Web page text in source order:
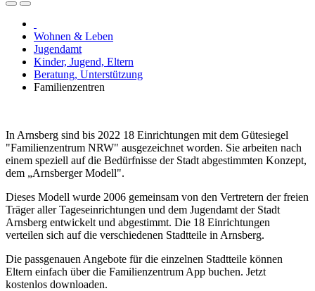
Wohnen & Leben
Jugendamt
Kinder, Jugend, Eltern
Beratung, Unterstützung
Familienzentren
In Arnsberg sind bis 2022 18 Einrichtungen mit dem Gütesiegel
"Familienzentrum NRW" ausgezeichnet worden. Sie arbeiten nach
einem speziell auf die Bedürfnisse der Stadt abgestimmten Konzept,
dem „Arnsberger Modell".
Dieses Modell wurde 2006 gemeinsam von den Vertretern der freien
Träger aller Tageseinrichtungen und dem Jugendamt der Stadt
Arnsberg entwickelt und abgestimmt. Die 18 Einrichtungen
verteilen sich auf die verschiedenen Stadtteile in Arnsberg.
Die passgenauen Angebote für die einzelnen Stadtteile können
Eltern einfach über die Familienzentrum App buchen. Jetzt
kostenlos downloaden.